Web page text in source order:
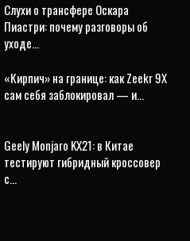
Слухи о трансфере Оскара
Пиастри: почему разговоры об
уходе…
«Кирпич» на границе: как Zeekr 9X
сам себя заблокировал — и…
Geely Monjaro KX21: в Китае
тестируют гибридный кроссовер
с…